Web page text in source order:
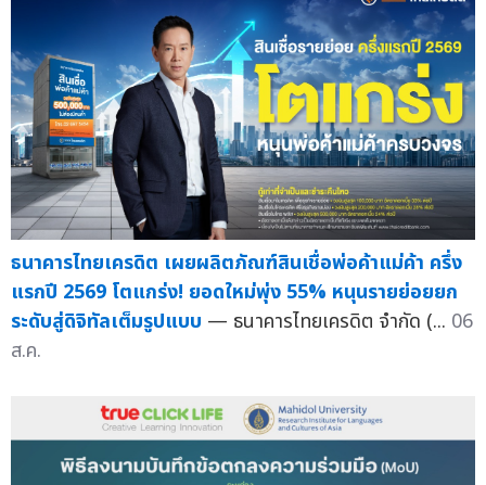
ธนาคารไทยเครดิต เผยผลิตภัณฑ์สินเชื่อพ่อค้าแม่ค้า ครึ่ง
แรกปี 2569 โตแกร่ง! ยอดใหม่พุ่ง 55% หนุนรายย่อยยก
ระดับสู่ดิจิทัลเต็มรูปแบบ — ธนาคารไทยเครดิต จำกัด (... 06
ส.ค.